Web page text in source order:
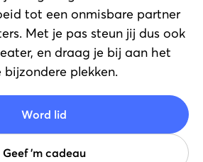
tot een onmisbare partner
Met je pas steun jij dus ook
en draag je bij aan het
plekken.
Word lid
Geef 'm cadeau